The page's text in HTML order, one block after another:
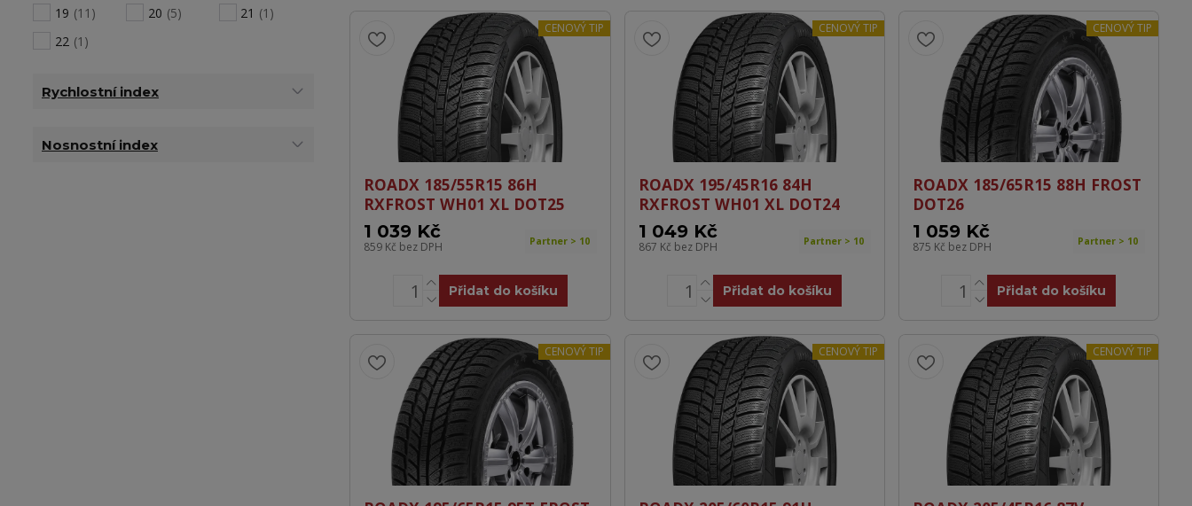
CENOVÝ TIP
ROADX 185/55R15 86H
RXFROST WH01 XL DOT25
1 039 Kč
859 Kč bez DPH Partner > 10
Přidat do košíku
CENOVÝ TIP
ROADX 195/45R16 84H
RXFROST WH01 XL DOT24
1 049 Kč
867 Kč bez DPH Partner > 10
Přidat do košíku
CENOVÝ TIP
ROADX 185/65R15 88H FROST
DOT26
1 059 Kč
875 Kč bez DPH Partner > 10
Přidat do košíku
CENOVÝ TIP CENOVÝ TIP CENOVÝ TIP
19 (11) 20 (5) 21 (1)
22 (1)
Rychlostní index
Nosnostní index